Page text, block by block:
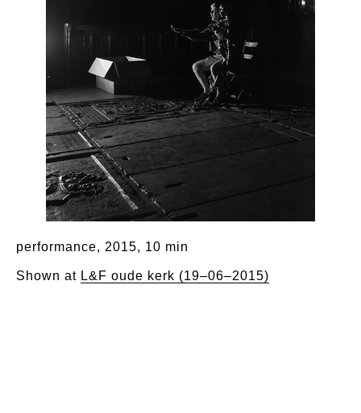
performance, 2015, 10 min
Shown at L&F oude kerk (19–06–2015)